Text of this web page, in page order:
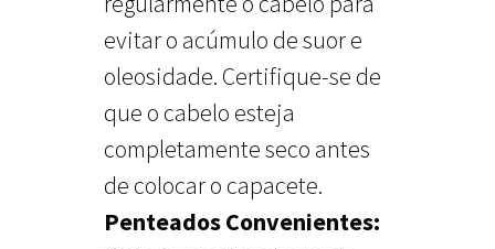
evitar o acúmulo de suor e
oleosidade. Certifique-se de
que o cabelo esteja
completamente seco antes
de colocar o capacete.
Penteados Convenientes: